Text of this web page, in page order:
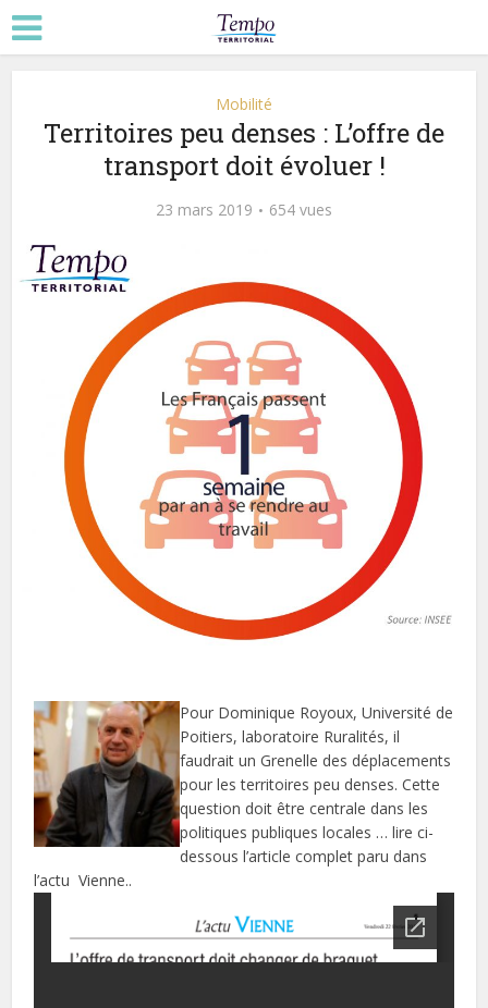
Mobilité
Territoires peu denses : L’offre de
transport doit évoluer !
23 mars 2019 654 vues
Pour Dominique Royoux, Université de
Poitiers, laboratoire Ruralités, il
faudrait un Grenelle des déplacements
pour les territoires peu denses. Cette
question doit être centrale dans les
politiques publiques locales … lire ci-
dessous l’article complet paru dans
l’actu Vienne..